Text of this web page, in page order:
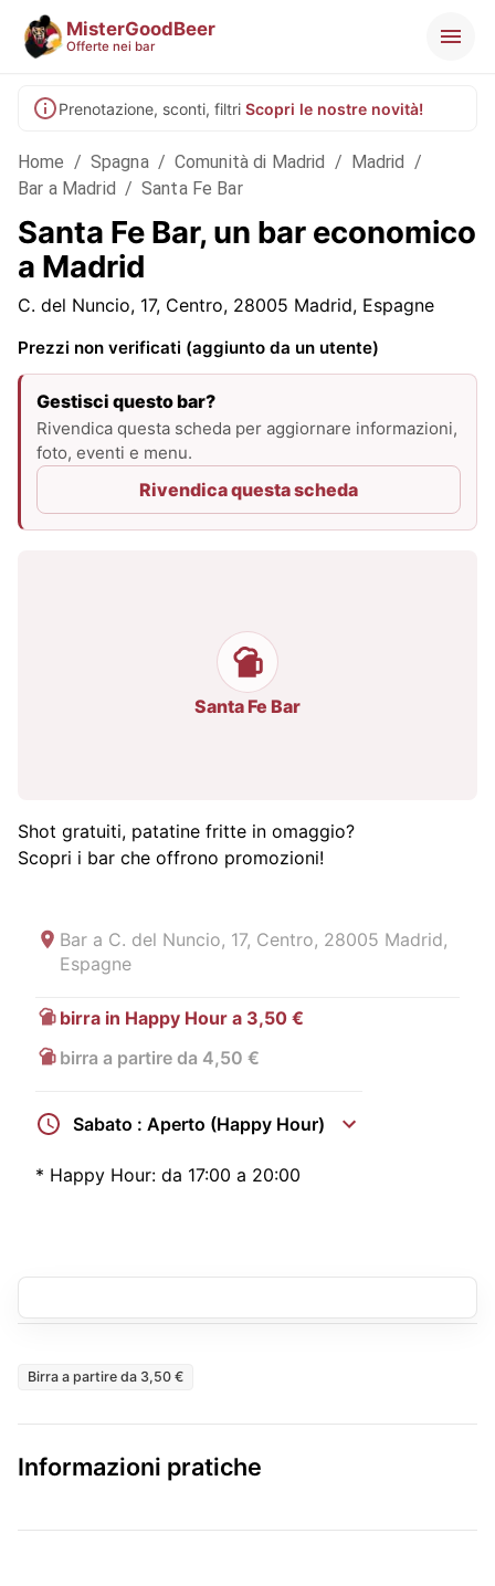
MisterGoodBeer
Offerte nei bar
Prenotazione, sconti, filtri Scopri le nostre novità!
Home / Spagna / Comunità di Madrid / Madrid /
Bar a Madrid / Santa Fe Bar
Santa Fe Bar, un bar economico
a Madrid
C. del Nuncio, 17, Centro, 28005 Madrid, Espagne
Prezzi non verificati (aggiunto da un utente)
Gestisci questo bar?
Rivendica questa scheda per aggiornare informazioni,
foto, eventi e menu.
Rivendica questa scheda
Santa Fe Bar
Shot gratuiti, patatine fritte in omaggio?
Scopri i bar che offrono promozioni!
Bar a C. del Nuncio, 17, Centro, 28005 Madrid,
Espagne
birra in Happy Hour a 3,50 €
birra a partire da 4,50 €
Sabato : Aperto (Happy Hour)
* Happy Hour: da 17:00 a 20:00
Birra a partire da 3,50 €
Informazioni pratiche